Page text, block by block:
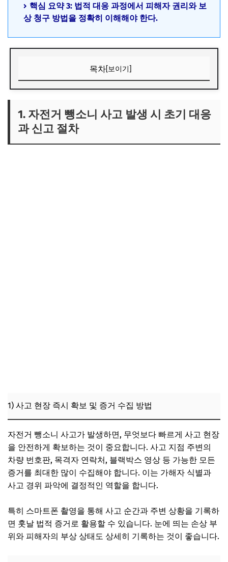
핵심 요약 3: 법적 대응 과정에서 피해자 권리와 보
상 청구 방법을 정확히 이해해야 한다.
목차[보이기]
1) 사고 현장 즉시 확보 및 증거 수집 방법
2) 경찰 신고 절차와 신고 시 유의사항
3) 보험사 신고와 피해 보상 절차 시작하기
1) 사고 예방을 위한 안전 장비와 주행 습관
3) 사고 발생 시 스마트폰 앱과 커뮤니티 활용법
6. 전문가 인터뷰: 법률 및 보험 전문가가 전하는 자전거 뺑소
니 사고 대응 전략
1) 법률 전문가의 조언: 신속한 신고와 증거 확보의 중요성
활용
3) 전문가가 추천하는 피해자 지원 서비스 및 법률 구조 기관
1. 자전거 뺑소니 사고 발생 시 초기 대응
과 신고 절차
1) 사고 현장 즉시 확보 및 증거 수집 방법
자전거 뺑소니 사고가 발생하면, 무엇보다 빠르게 사고 현장
을 안전하게 확보하는 것이 중요합니다. 사고 지점 주변의
차량 번호판, 목격자 연락처, 블랙박스 영상 등 가능한 모든
증거를 최대한 많이 수집해야 합니다. 이는 가해자 식별과
사고 경위 파악에 결정적인 역할을 합니다.
특히 스마트폰 촬영을 통해 사고 순간과 주변 상황을 기록하
면 훗날 법적 증거로 활용할 수 있습니다. 눈에 띄는 손상 부
위와 피해자의 부상 상태도 상세히 기록하는 것이 좋습니다.